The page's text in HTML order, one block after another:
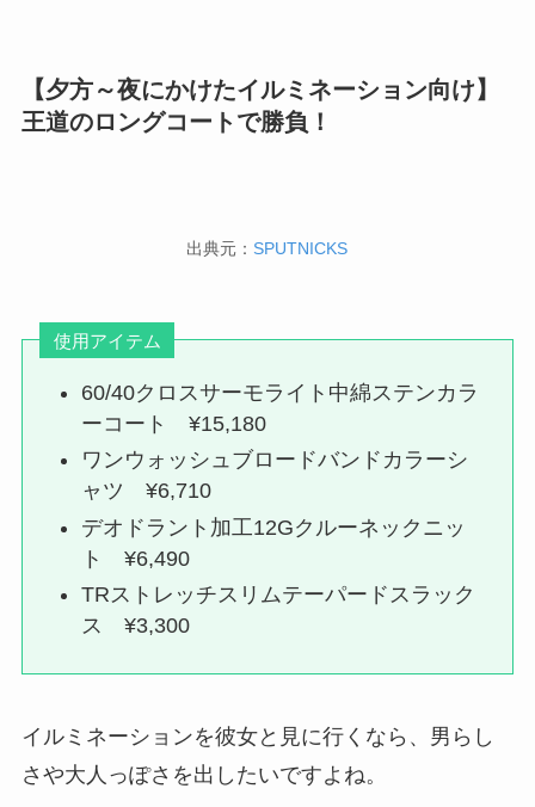
【夕方～夜にかけたイルミネーション向け】
王道のロングコートで勝負！
出典元： SPUTNICKS
使用アイテム
60/40クロスサーモライト中綿ステンカラ
ーコート ¥15,180
ワンウォッシュブロードバンドカラーシ
ャツ ¥6,710
デオドラント加工12Gクルーネックニッ
ト ¥6,490
TRストレッチスリムテーパードスラック
ス ¥3,300
イルミネーションを彼女と見に行くなら、男らし
さや大人っぽさを出したいですよね。